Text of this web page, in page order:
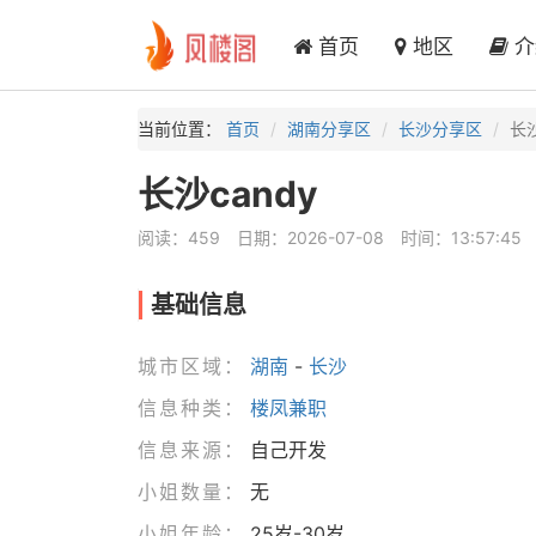
首页 地区 介
当前位置： 首页 湖南分享区 长沙分享区 长
长沙candy
阅读：459 日期：2026-07-08 时间：13:57:45
基础信息
城市区域： 湖南 - 长沙
信息种类：
楼凤兼职
信息来源：
自己开发
小姐数量：
无